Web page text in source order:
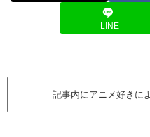
LINE
記事内にアニメ好きに